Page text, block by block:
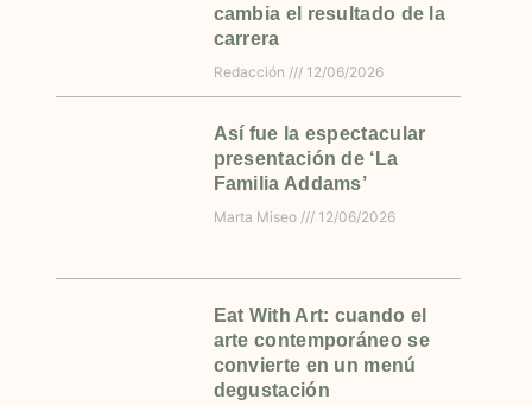
cambia el resultado de la
carrera
Redacción 12/06/2026
Así fue la espectacular
presentación de ‘La
Familia Addams’
Marta Miseo 12/06/2026
Eat With Art: cuando el
arte contemporáneo se
convierte en un menú
degustación